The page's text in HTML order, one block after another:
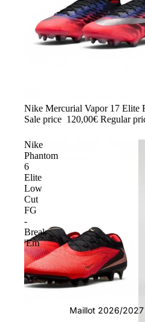
Maillot 2026/2027
-54%
Nike Mercurial Vapor 17 Elite
Sale price 120,00€ Regular
Nike
Phantom
6
Elite
Low
Cut
FG
-
Break
'Em